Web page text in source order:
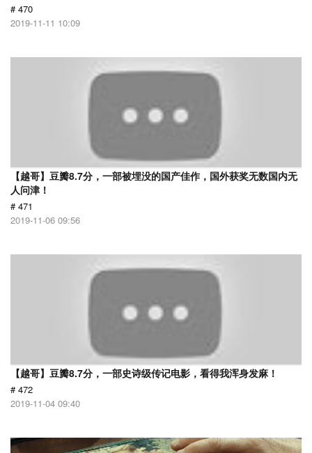
# 470
2019-11-11 10:09
【越哥】豆瓣8.7分，一部被埋没的国产佳作，国外获奖无数国内无
人问津！
# 471
2019-11-06 09:56
【越哥】豆瓣8.7分，一部史诗级传记电影，看得我浑身发麻！
# 472
2019-11-04 09:40